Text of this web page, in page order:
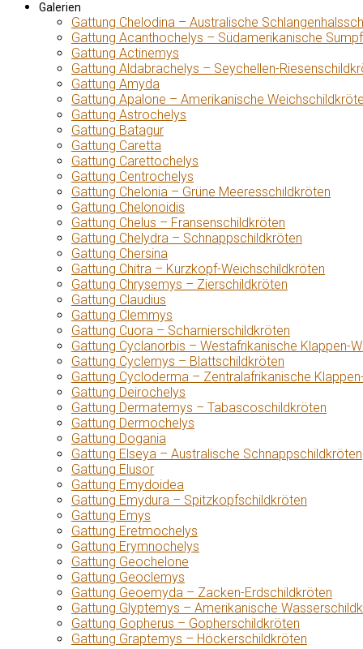
Galerien
Gattung Chelodina – Australische
Gattung Acanthochelys – Südamerikanische
Gattung Actinemys
Gattung Aldabrachelys – Seychellen-
Gattung Amyda
Gattung Apalone – Amerikanische
Gattung Astrochelys
Gattung Batagur
Gattung Caretta
Gattung Carettochelys
Gattung Centrochelys
Gattung Chelonia – Grüne Meeresschildkröten
Gattung Chelonoidis
Gattung Chelus – Fransenschildkröten
Gattung Chelydra – Schnappschildkröten
Gattung Chersina
Gattung Chitra – Kurzkopf-Weichschildkröten
Gattung Chrysemys – Zierschildkröten
Gattung Claudius
Gattung Clemmys
Gattung Cuora – Scharnierschildkröten
Gattung Cyclanorbis – Westafrikanische Klappen-
Gattung Cyclemys – Blattschildkröten
Gattung Cycloderma – Zentralafrikanische
Gattung Deirochelys
Gattung Dermatemys – Tabascoschildkröten
Gattung Dermochelys
Gattung Dogania
Gattung Elseya – Australische Schnappschildkröten
Gattung Elusor
Gattung Emydoidea
Gattung Emydura – Spitzkopfschildkröten
Gattung Emys
Gattung Eretmochelys
Gattung Erymnochelys
Gattung Geochelone
Gattung Geoclemys
Gattung Geoemyda – Zacken-Erdschildkröten
Gattung Glyptemys – Amerikanische
Gattung Gopherus – Gopherschildkröten
Gattung Graptemys – Höckerschildkröten